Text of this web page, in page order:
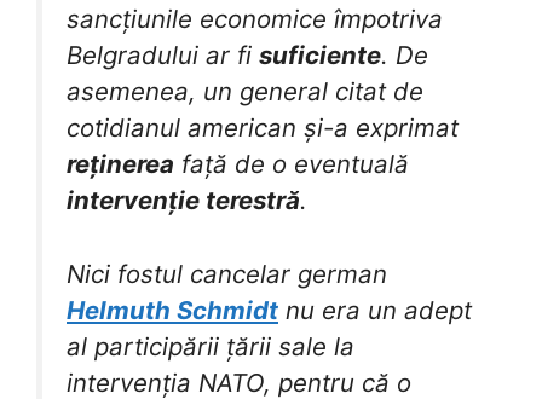
sancțiunile economice împotriva
Belgradului ar fi suficiente. De
asemenea, un general citat de
cotidianul american și-a exprimat
reținerea față de o eventuală
intervenție terestră.
Nici fostul cancelar german
Helmuth Schmidt nu era un adept
al participării țării sale la
intervenția NATO, pentru că o